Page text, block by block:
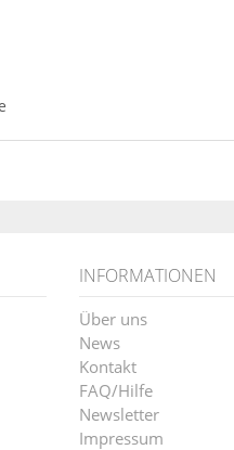
INFORMATIONEN
Über uns
News
Kontakt
FAQ/Hilfe
Newsletter
Impressum